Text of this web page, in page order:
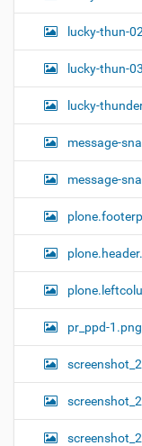
lucky-thun-
lucky-thun-
lucky-
message-
message-
pr_ppd-1.png